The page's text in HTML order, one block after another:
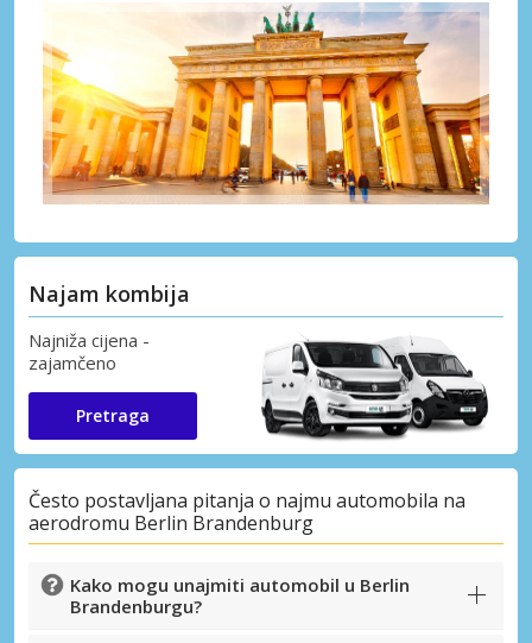
Najam kombija
Najniža cijena -
zajamčeno
Pretraga
Često postavljana pitanja o najmu automobila na
aerodromu Berlin Brandenburg
Kako mogu unajmiti automobil u Berlin
Brandenburgu?